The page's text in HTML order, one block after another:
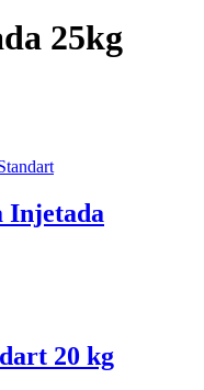
25kg
Injetada
20 kg